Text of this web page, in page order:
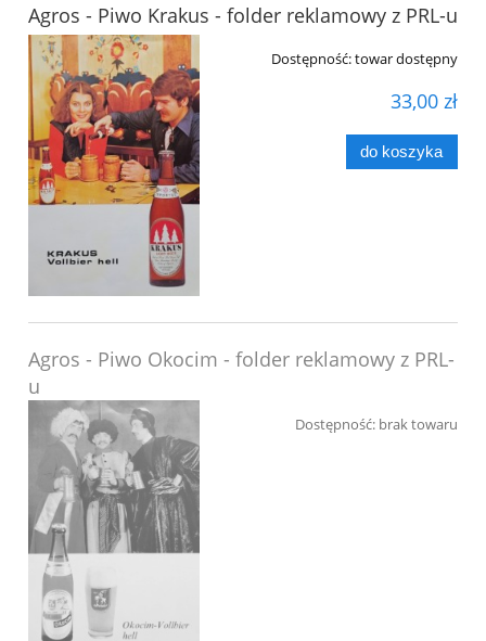
Agros - Piwo Krakus - folder reklamowy z PRL-u
Dostępność:towar dostępny
33,00 zł
do koszyka
Agros - Piwo Okocim - folder reklamowy z PRL-
u
Dostępność: brak towaru